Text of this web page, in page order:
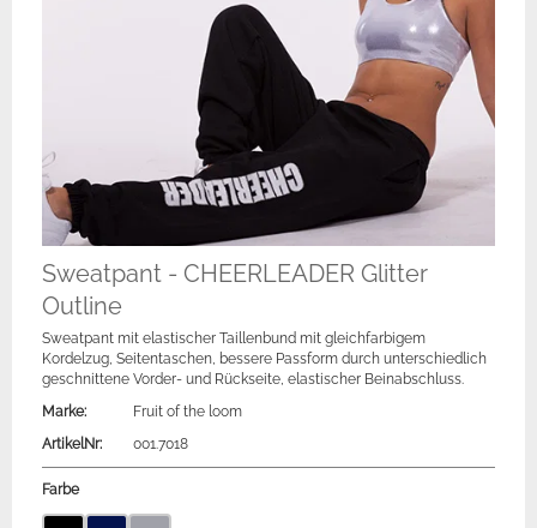
Sweatpant - CHEERLEADER Glitter
Outline
Sweatpant mit elastischer Taillenbund mit gleichfarbigem
Kordelzug, Seitentaschen, bessere Passform durch unterschiedlich
geschnittene Vorder- und Rückseite, elastischer Beinabschluss.
Marke:
Fruit of the loom
ArtikelNr:
001.7018
Farbe